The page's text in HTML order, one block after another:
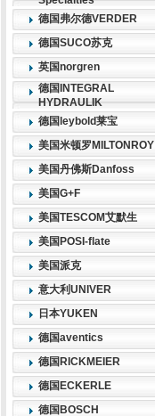
德国弗尔德VERDER
德国SUCO苏克
英国norgren
德国INTEGRAL
HYDRAULIK
德国leybold莱宝
美国米顿罗MILTONROY
美国丹佛斯Danfoss
美国G+F
美国TESCOM艾默生
美国POSI-flate
美国派克
意大利UNIVER
日本YUKEN
德国aventics
德国RICKMEIER
德国ECKERLE
德国BOSCH